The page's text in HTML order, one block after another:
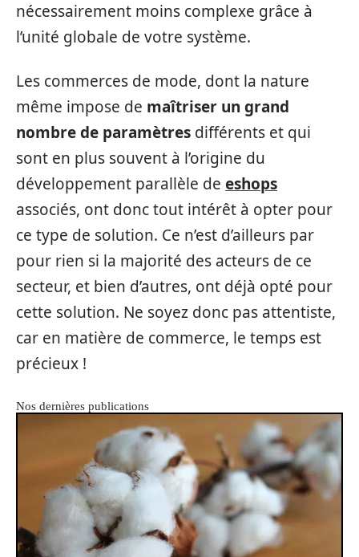
nécessairement moins complexe grâce à
l’unité globale de votre système.
Les commerces de mode, dont la nature
même impose de maîtriser un grand
nombre de paramètres différents et qui
sont en plus souvent à l’origine du
développement parallèle de eshops
associés, ont donc tout intérêt à opter pour
ce type de solution. Ce n’est d’ailleurs par
pour rien si la majorité des acteurs de ce
secteur, et bien d’autres, ont déjà opté pour
cette solution. Ne soyez donc pas attentiste,
car en matière de commerce, le temps est
précieux !
Nos dernières publications